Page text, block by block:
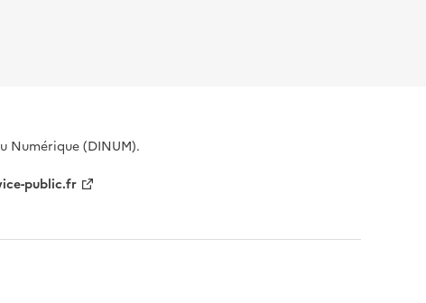
Numérique (DINUM).
public.fr